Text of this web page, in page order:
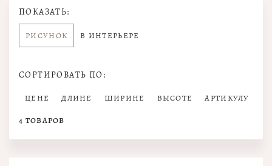
ПОКАЗАТЬ:
РИСУНОК В ИНТЕРЬЕРЕ
СОРТИРОВАТЬ ПО:
ЦЕНЕ ДЛИНЕ ШИРИНЕ ВЫСОТЕ АРТИКУЛУ
4 ТОВАРОВ